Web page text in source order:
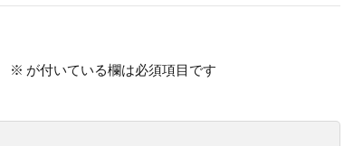
※ が付いている欄は必須項目です